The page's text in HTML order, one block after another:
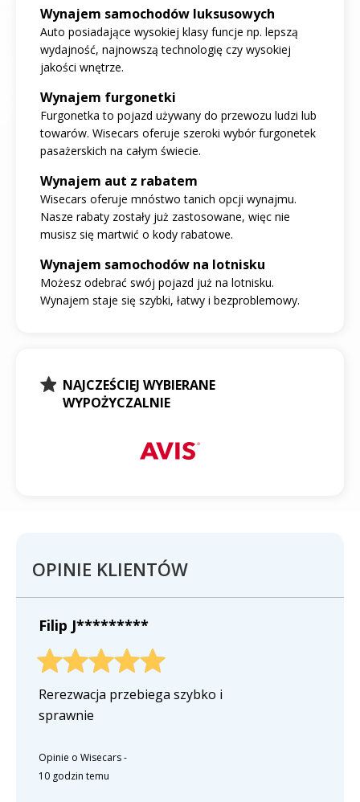
Wynajem samochodów luksusowych
Auto posiadające wysokiej klasy funcje np. lepszą
wydajność, najnowszą technologię czy wysokiej
jakości wnętrze.
Wynajem furgonetki
Furgonetka to pojazd używany do przewozu ludzi lub
towarów. Wisecars oferuje szeroki wybór furgonetek
pasażerskich na całym świecie.
Wynajem aut z rabatem
Wisecars oferuje mnóstwo tanich opcji wynajmu.
Nasze rabaty zostały już zastosowane, więc nie
musisz się martwić o kody rabatowe.
Wynajem samochodów na lotnisku
Możesz odebrać swój pojazd już na lotnisku.
Wynajem staje się szybki, łatwy i bezproblemowy.
NAJCZEŚCIEJ WYBIERANE
WYPOŻYCZALNIE
OPINIE KLIENTÓW
Filip J*********
Rerezwacja przebiega szybko i
sprawnie
Opinie o Wisecars-
10 godzin temu